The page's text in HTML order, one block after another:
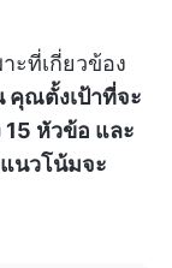
ะที่เกี่ยวข้อง
คุณตั้งเป้าที่จะ
หัวข้อ และ
นวโน้มจะ